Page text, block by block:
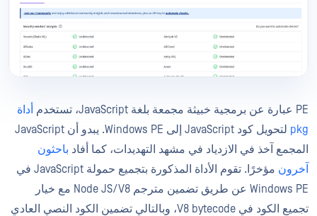
PE عبارة عن برمجية خبيثة مجمعة بلغة JavaScript، تستخدم
أداة
pkg
لتحويل كود JavaScript إلى Windows PE. يبدو أن JavaScript
المجمع آخذ في الازدياد في مشهد التهديدات، كما أفاد باحثون
آخرون
مؤخرًا. تقوم الأداة المذكورة بتجميع حمولة JavaScript في
Windows PE عن طريق تضمين مترجم Node JS/V8 مع خيار
تجميع الكود في V8 bytecode، وبالتالي تضمين الكود النصي العادي